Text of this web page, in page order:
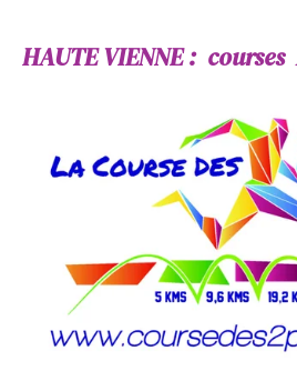
HAUTE VIENNE :